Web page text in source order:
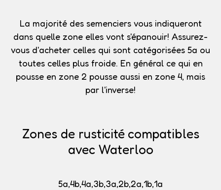
La majorité des semenciers vous indiqueront
dans quelle zone elles vont s'épanouir! Assurez-
vous d'acheter celles qui sont catégorisées 5a ou
toutes celles plus froide. En général ce qui en
pousse en zone 2 pousse aussi en zone 4, mais
par l'inverse!
Zones de rusticité compatibles
avec Waterloo
5a,4b,4a,3b,3a,2b,2a,1b,1a